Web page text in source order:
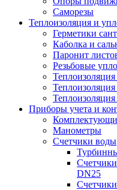
Саморезы
Теплоизоляция и
Герметики
Каболка и
Паронит
Резьбовые
Приборы учета и
Манометры
Счетчики воды
DN25